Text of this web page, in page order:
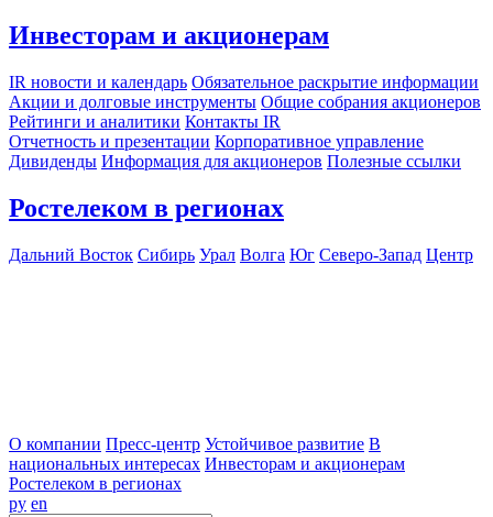
Инвесторам и акционерам
IR новости и календарь Обязательное раскрытие информации
Акции и долговые инструменты Общие собрания акционеров
Рейтинги и аналитики Контакты IR
Отчетность и презентации Корпоративное управление
Дивиденды Информация для акционеров Полезные ссылки
Ростелеком в регионах
Дальний Восток Сибирь Урал Волга Юг Северо-Запад Центр
О компании Пресс-центр Устойчивое развитие В
национальных интересах Инвесторам и акционерам
Ростелеком в регионах
ру en